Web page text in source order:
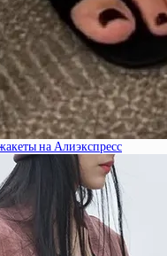
на Алиэкспресс